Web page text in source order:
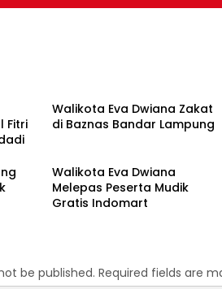
Fitri
Walikota Eva Dwiana Zakat
di Baznas Bandar Lampung
Walikota Eva Dwiana
Melepas Peserta Mudik
Gratis Indomart
be published. Required fields are